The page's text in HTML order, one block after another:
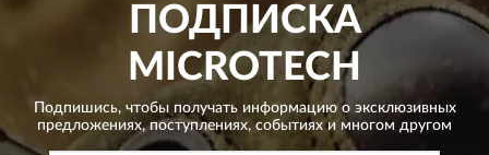
ПОДПИСКА
MICROTECH
Подпишись, чтобы получать информацию о эксклюзивных
предложениях,поступлениях, событиях и многом другом